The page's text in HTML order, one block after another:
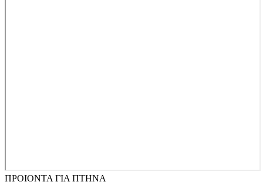
ΠΡΟΙΟΝΤΑ ΓΙΑ ΠΤΗΝΑ